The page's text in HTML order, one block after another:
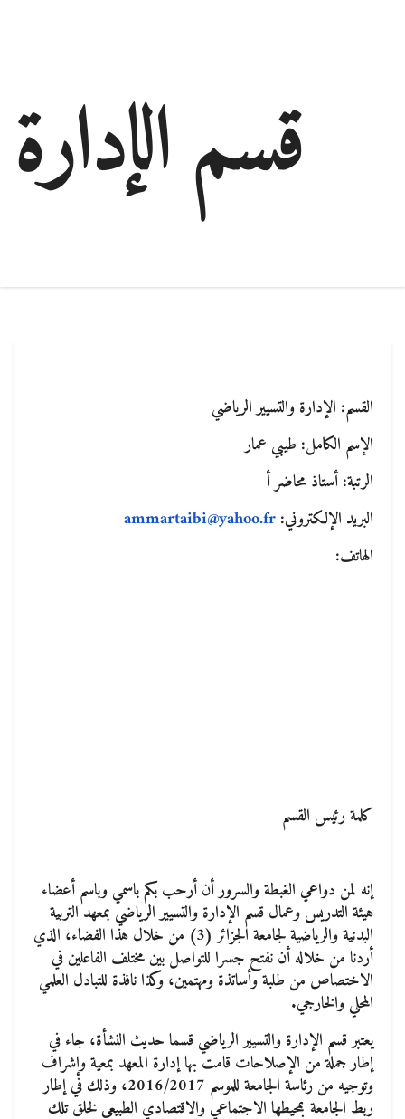
قسم الإدارة
القسم: الإدارة والتسيير الرياضي
الإسم الكامل: طيبي عمار
الرتبة: أستاذ محاضر أ
البريد الإلكتروني:ammartaibi@yahoo.fr
الهاتف:
كلمة رئيس القسم
إنه لمن دواعي الغبطة والسرور أن أرحب بكم باسمي وباسم أعضاء
هيئة التدريس وعمال قسم الإدارة والتسيير الرياضي بمعهد التربية
البدنية والرياضية لجامعة الجزائر (3) من خلال هذا الفضاء، الذي
أردنا من خلاله أن نفتح جسرا للتواصل بين مختلف الفاعلين في
الاختصاص من طلبة وأساتذة ومهتمين، وكذا نافذة للتبادل العلمي
المحلي والخارجي.
يعتبر قسم الإدارة والتسيير الرياضي قسما حديث النشأة، جاء في
إطار جملة من الإصلاحات قامت بها إدارة المعهد بمعية وإشراف
وتوجيه من رئاسة الجامعة للموسم 2016/2017، وذلك في إطار
ربط الجامعة بمحيطها الاجتماعي والاقتصادي الطبيعي لخلق تلك